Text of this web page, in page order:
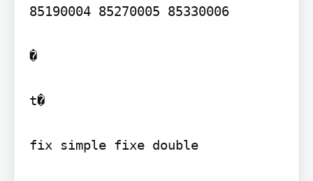
85190004 85270005 85330006
�
t�
fix simple fixe double